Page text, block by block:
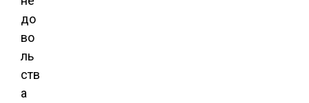
до
во
ль
ств
а